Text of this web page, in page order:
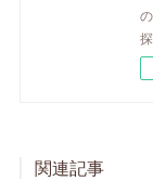
関連記事